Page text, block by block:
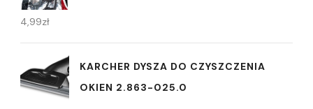
4,99zł
KARCHER DYSZA DO CZYSZCZENIA
OKIEN 2.863-025.0